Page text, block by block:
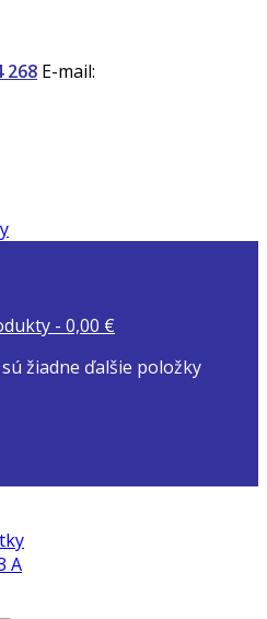
268 E-mail:
- 0,00 €
žiadne ďalšie položky
A